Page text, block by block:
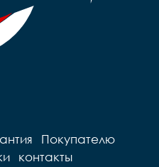
Покупателю
контакты